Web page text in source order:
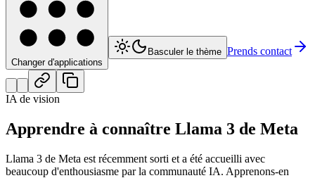
Changer d'applications
Basculer le thème Prends contact
IA de vision
Apprendre à connaître Llama 3 de Meta
Llama 3 de Meta est récemment sorti et a été accueilli avec
beaucoup d'enthousiasme par la communauté IA. Apprenons-en